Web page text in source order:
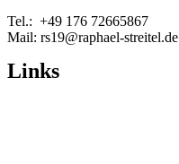
Tel.: +49 176 72665867
Mail: rs19@raphael-streitel.de
Links